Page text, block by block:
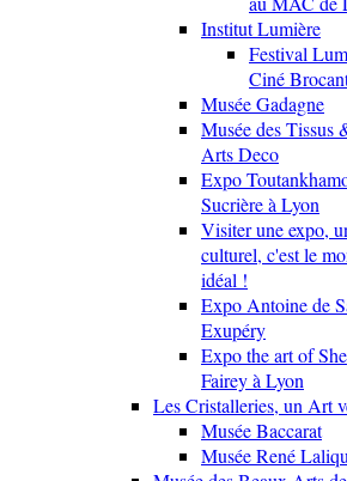
Institut Lumière
Festival
Ciné
Musée Gadagne
Musée des Tissus
Arts Deco
Expo
Sucrière à Lyon
Visiter une expo,
culturel, c'est le
idéal !
Expo Antoine de
Exupéry
Expo the art of
Fairey à Lyon
Les Cristalleries, un Art
Musée Baccarat
Musée René